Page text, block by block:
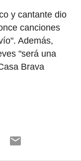
y cantante dio
canciones
Además,
"será una
Brava